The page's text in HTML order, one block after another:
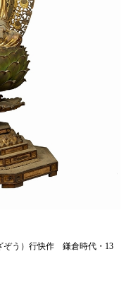
ぞう）行快作 鎌倉時代・13